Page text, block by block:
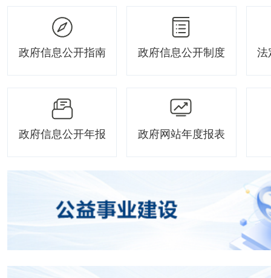
政府信息公开指南 政府信息公开制度 法
政府信息公开年报 政府网站年度报表